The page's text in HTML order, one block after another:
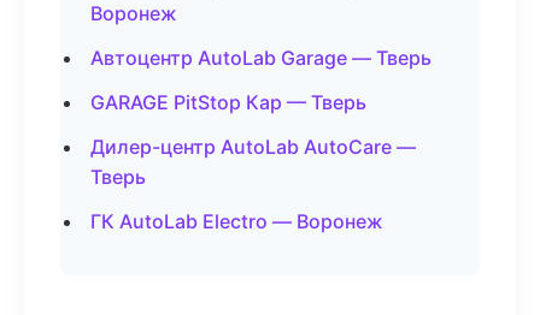
Воронеж
Автоцентр AutoLab Garage — Тверь
GARAGE PitStop Кар — Тверь
Дилер-центр AutoLab AutoCare —
Тверь
ГК AutoLab Electro — Воронеж